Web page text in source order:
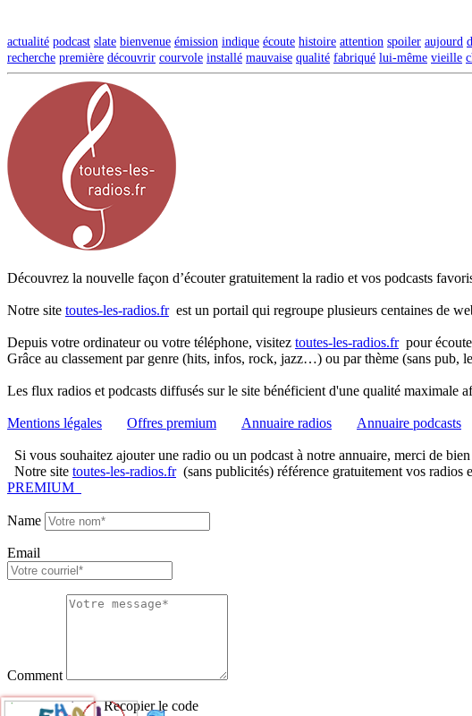
actualité podcast slate bienvenue émission indique écoute histoire attention spoiler aujourd
recherche première découvrir courvole installé mauvaise qualité fabriqué lui-même vieille
Découvrez la nouvelle façon d’écouter gratuitement la radio et vos podcasts
Notre site toutes-les-radios.frest un portail qui regroupe plusieurs centaines de
Depuis votre ordinateur ou votre téléphone, visitez toutes-les-radios.frpour
Grâce au classement par genre (hits, infos, rock, jazz…) ou par thème (sans pub,
Les flux radios et podcasts diffusés sur le site bénéficient d'une qualité maximale
Mentions légales Offres premium Annuaire radios Annuaire podcasts
Si vous souhaitez ajouter une radio ou un podcast à notre annuaire, merci de
Notre site toutes-les-radios.fr(sans publicités) référence gratuitement vos radios
PREMIUM
Name
Email
Comment
Recopier le code